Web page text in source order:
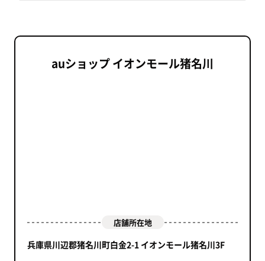
auショップ イオンモール猪名川
店舗所在地
兵庫県川辺郡猪名川町白金2-1 イオンモール猪名川3F